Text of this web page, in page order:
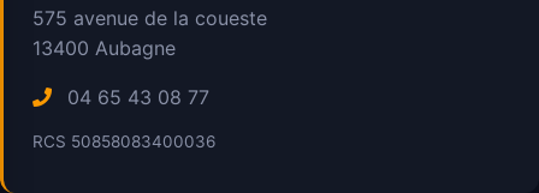
575 avenue de la coueste
13400 Aubagne
04 65 43 08 77
RCS 50858083400036